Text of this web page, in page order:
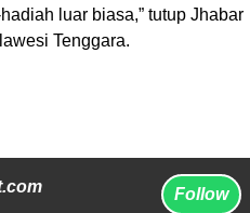
luar biasa,” tutup Jhabar
Tenggara.
Follow